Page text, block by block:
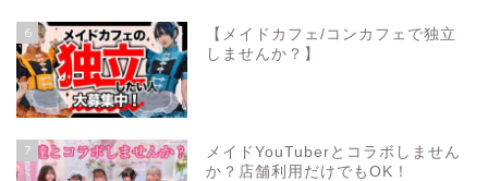
6
【メイドカフェ/コンカフェで独立
しませんか？】
7
メイドYouTuberとコラボしません
か？店舗利用だけでもOK！